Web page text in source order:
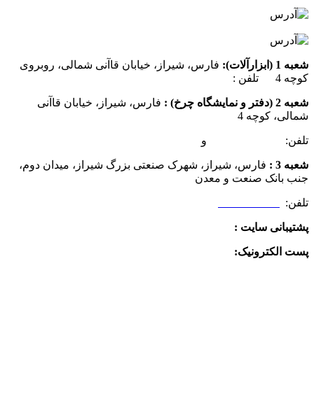
شعبه 1 (ابزارآلات):
فارس، شیراز، خیابان قاآنی شمالی، روبروی
کوچه 4 تلفن :
شعبه 2 (دفتر و نمایشگاه چرخ) :
فارس، شیراز، خیابان قاآنی
شمالی، کوچه 4
تلفن: و
شعبه 3 :
فارس، شیراز، شهرک صنعتی بزرگ شیراز، میدان دوم،
جنب بانک صنعت و معدن
تلفن:
پشتیبانی سایت :
پست الکترونیک: